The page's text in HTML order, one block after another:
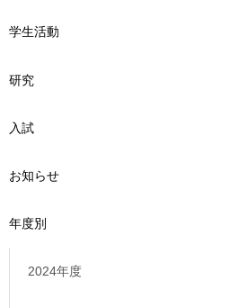
イ
ッ
学生活動
研究
入試
お知らせ
年度別
2024年度